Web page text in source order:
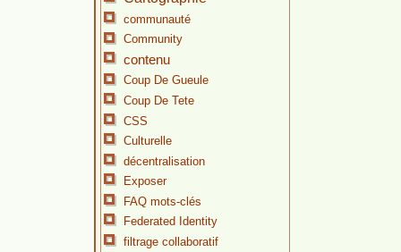
communauté
Community
contenu
Coup De Gueule
Coup De Tete
CSS
Culturelle
décentralisation
Exposer
FAQ mots-clés
Federated Identity
filtrage collaboratif